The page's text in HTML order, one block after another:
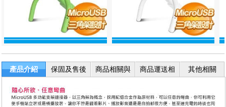
產品介紹
保固及售後
商品相關與
商品運送相
其他相關